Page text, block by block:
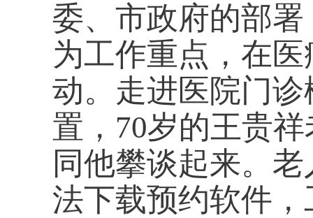
委、市政府的部
为工作重点，在
动。走进医院门
置，70岁的王贵
同他攀谈起来。
法下载预约软件